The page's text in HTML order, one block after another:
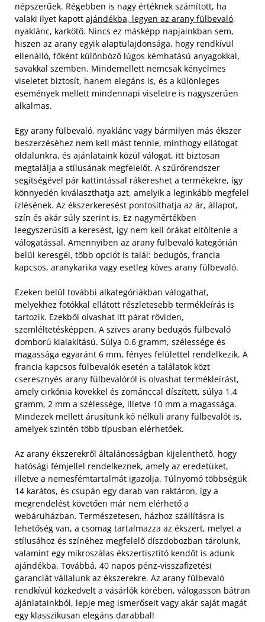
népszerűek. Régebben is nagy értéknek számított, ha
valaki ilyet kapott ajándékba, legyen az arany fülbevaló,
nyaklánc, karkötő. Nincs ez másképp napjainkban sem,
hiszen az arany egyik alaptulajdonsága, hogy rendkívül
ellenálló, főként különböző lúgos kémhatású anyagokkal,
savakkal szemben. Mindemellett nemcsak kényelmes
viseletet biztosít, hanem elegáns is, és a különleges
események mellett mindennapi viseletre is nagyszerűen
alkalmas.
Egy arany fülbevaló, nyaklánc vagy bármilyen más ékszer
beszerzéséhez nem kell mást tennie, minthogy ellátogat
oldalunkra, és ajánlataink közül válogat, itt biztosan
megtalálja a stílusának megfelelőt. A szűrőrendszer
segítségével pár kattintással rákereshet a termékekre, így
könnyedén kiválaszthatja azt, amelyik a leginkább megfelel
ízlésének. Az ékszerkeresést pontosíthatja az ár, állapot,
szín és akár súly szerint is. Ez nagymértékben
leegyszerűsíti a keresést, így nem kell órákat eltöltenie a
válogatással. Amennyiben az arany fülbevaló kategórián
belül keresgél, több opciót is talál: bedugós, francia
kapcsos, aranykarika vagy esetleg köves arany fülbevaló.
Ezeken belül további alkategóriákban válogathat,
melyekhez fotókkal ellátott részletesebb termékleírás is
tartozik. Ezekből olvashat itt párat röviden,
szemléltetésképpen. A szives arany bedugós fülbevaló
domború kialakítású. Súlya 0.6 gramm, szélessége és
magassága egyaránt 6 mm, fényes felülettel rendelkezik. A
francia kapcsos fülbevalók esetén a találatok közt
cseresznyés arany fülbevalóról is olvashat termékleírást,
amely cirkónia kövekkel és zománccal díszített, súlya 1.4
gramm, 2 mm a szélessége, illetve 10 mm a magassága.
Mindezek mellett árusítunk kő nélküli arany fülbevalót is,
amelyek szintén több típusban elérhetőek.
Az arany ékszerekről általánosságban kijelenthető, hogy
hatósági fémjellel rendelkeznek, amely az eredetüket,
illetve a nemesfémtartalmát igazolja. Túlnyomó többségük
14 karátos, és csupán egy darab van raktáron, így a
megrendelést követően már nem elérhető a
webáruházban. Természetesen, házhoz szállításra is
lehetőség van, a csomag tartalmazza az ékszert, melyet a
stílusához és színéhez megfelelő díszdobozban tárolunk,
valamint egy mikroszálas ékszertisztító kendőt is adunk
ajándékba. Továbbá, 40 napos pénz-visszafizetési
garanciát vállalunk az ékszerekre. Az arany fülbevaló
rendkívül közkedvelt a vásárlók körében, válogasson bátran
ajánlatainkból, lepje meg ismerőseit vagy akár saját magát
egy klasszikusan elegáns darabbal!